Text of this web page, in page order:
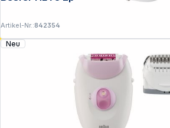
Artikel-Nr.:842354
Neu